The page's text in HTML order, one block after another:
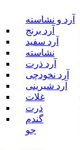
آرد و نشاسته
آرد برنج
آرد سفید
نشاسته
آرد ذرت
آرد نخودچی
آرد شیرینی
غلات
ذرت
گندم
جو